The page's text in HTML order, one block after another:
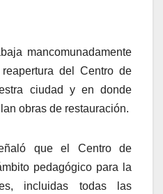
mancomunadamente
del Centro de
ciudad y en donde
obras de restauración.
que el Centro de
pedagógico para la
incluidas todas las